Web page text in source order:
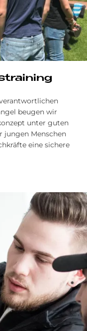
beugen wir
unter guten
jungen Menschen
eine sichere